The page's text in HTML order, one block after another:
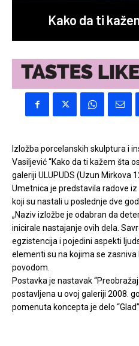
Kako da ti
Izložba porcelanskih skulptura i
Vasiljević “Kako da ti kažem šta
galeriji ULUPUDS (Uzun Mirkova
Umetnica je predstavila radove iz
koji su nastali u poslednje dve
„Naziv izložbe je odabran da
inicirale nastajanje ovih dela.
egzistencija i pojedini aspekti
elementi su na kojima se
povodom.
Postavka je nastavak
postavljena u ovoj galeriji 2008.
pomenuta koncepta je delo “Glad”.